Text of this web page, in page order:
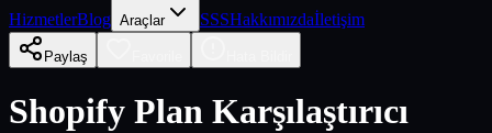
HizmetlerBlog Araçlar SSSHakkımızdaİletişim
Paylaş
Shopify Plan Karşılaştırıcı